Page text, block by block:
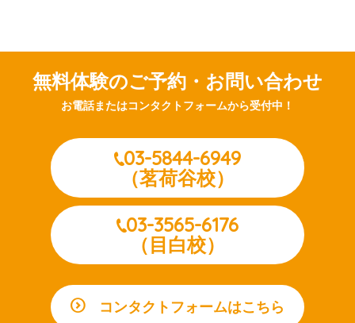
無料体験のご予約・お問い合わせ
お電話またはコンタクトフォームから受付中！
03-5844-6949
（茗荷谷校）
03-3565-6176
（目白校）
コンタクトフォームはこちら